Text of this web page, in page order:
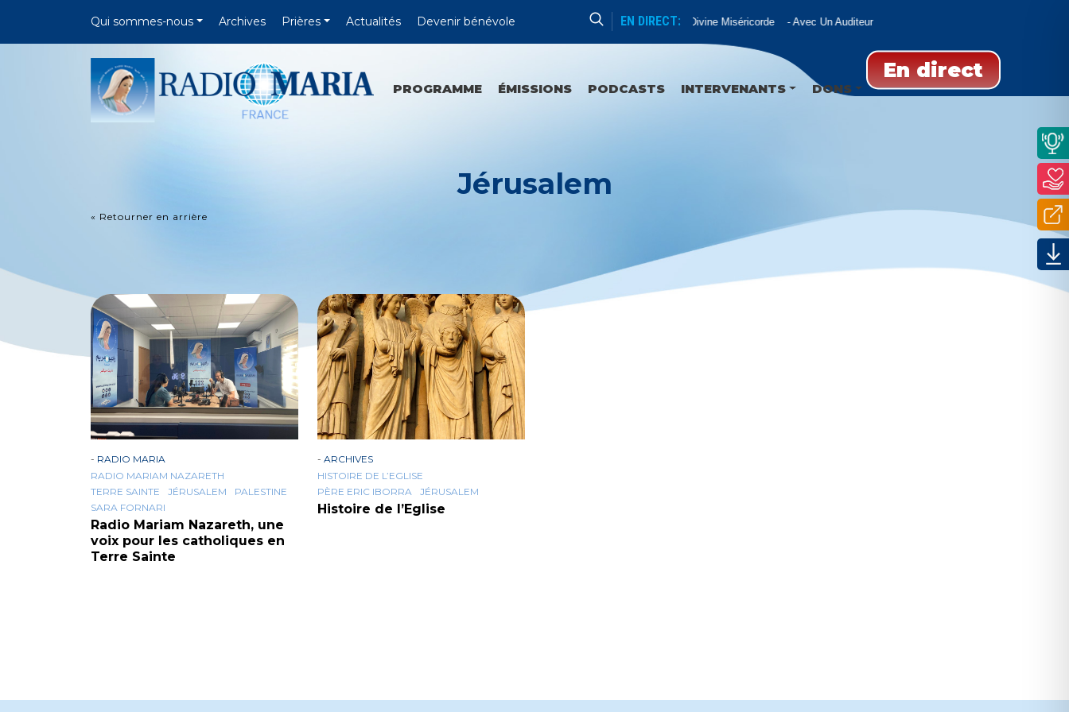
Qui sommes-nous Archives Prières Actualités Devenir bénévole EN DIRECT:
Chapelet De La Divine Miséricorde Avec Un Auditeur
En direct
PROGRAMME ÉMISSIONS PODCASTS INTERVENANTS DONS
Jérusalem
« Retourner en arrière
- RADIO MARIA
RADIO MARIAM NAZARETH
TERRE SAINTE
JÉRUSALEM
PALESTINE
SARA FORNARI
Radio Mariam Nazareth, une
voix pour les catholiques en
Terre Sainte
- ARCHIVES
HISTOIRE DE L’EGLISE
PÈRE ERIC IBORRA
JÉRUSALEM
Histoire de l’Eglise